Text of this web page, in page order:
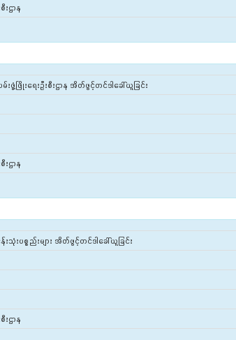
းဌာန
ဖြိုးရေးဦးစီးဌာန အိတ်ဖွင့်တင်ဒါခေါ်ယူခြင်း
းဌာန
းပစ္စည်းများ အိတ်ဖွင့်တင်ဒါခေါ်ယူခြင်း
းဌာန